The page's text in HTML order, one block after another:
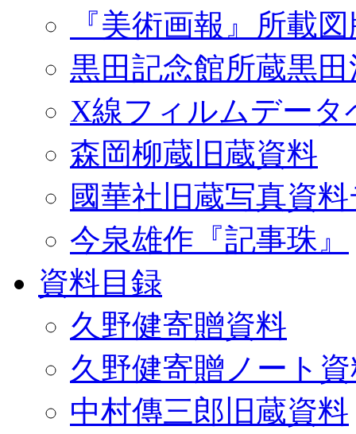
『美術画報』所載
黒田記念館所蔵黒
X線フィルムデータ
森岡柳蔵旧蔵資料
國華社旧蔵写真資
今泉雄作『記事珠』
資料目録
久野健寄贈資料
久野健寄贈ノート
中村傳三郎旧蔵資料